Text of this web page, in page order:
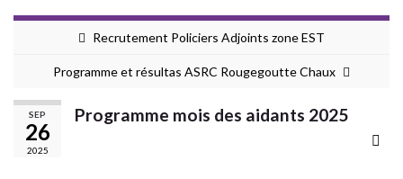
Recrutement Policiers Adjoints zone EST
Programme et résultas ASRC Rougegoutte Chaux
SEP
26
2025
Programme mois des aidants 2025